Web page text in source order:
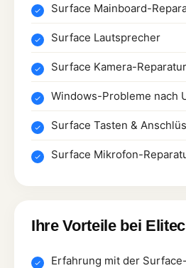
Surface Mainboard-
Surface Lautsprecher
Surface Kamera-Reparatur
Windows-Probleme nach
Surface Tasten &
Surface Mikrofon-
Ihre Vorteile bei
Erfahrung mit der